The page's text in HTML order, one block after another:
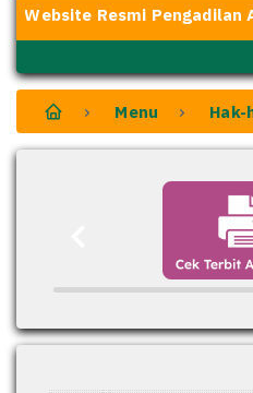
Website Resmi Pengadilan
Menu Hak-